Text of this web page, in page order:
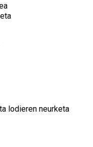
lodieren neurketa